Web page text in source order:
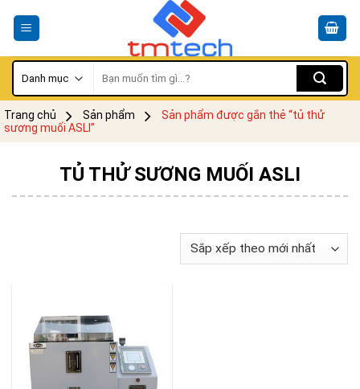
kiếm:
Trang chủ Sản phẩm
Sản phẩm được gắn thẻ “tủ thử
sương muối ASLI”
TỦ THỬ SƯƠNG MUỐI ASLI